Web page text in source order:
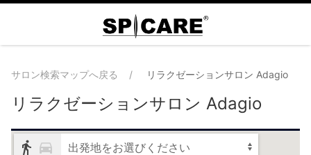
サロン検索マップへ戻る リラクゼーションサロン Adagio
リラクゼーションサロン Adagio
出発地をお選びください